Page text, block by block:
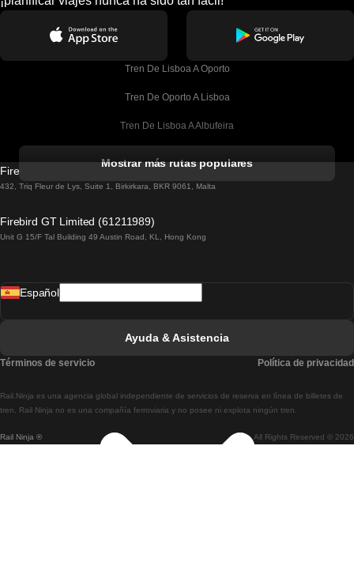
Tren De Lisboa A Oporto
Tren De Oporto A Lisboa
Tren De Lisboa A Albufeira
Tren De Lisboa A Lagos
Tren De Lisboa A Madrid
Tren De Lisboa A Braga
Tren De Braga A Lisboa
Mostrar más rutas populares
Firebird GT Limited (OC 1451)
432, Triq Fleur de Lys, Suite 1, Birkirkara, BKR 9061, Malta
Firebird GT Limited (61211989)
Unit G 15/F Tal Building 49 Austin Road, KL, Hong Kong
Rail Ninja ® All Rights Reserved © 2026
Rail.Ninja es una agencia global independiente de servicios de reserva en línea de billetes de
tren. Rail Ninja no es una compañía ferroviaria y no posee ni explota ningún tren.
Español
Ayuda & Asistencia
Términos de servicio Política de privacidad